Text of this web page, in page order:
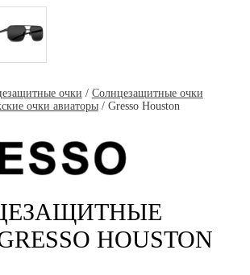
очки / Солнцезащитные очки
очки авиаторы/ Gresso Houston
HOUSTON